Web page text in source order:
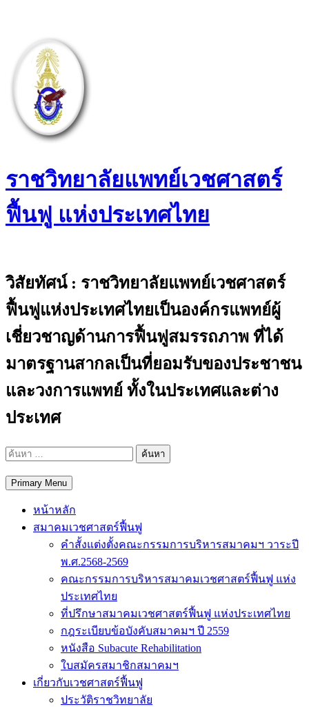
ราชวิทยาลัยแพทย์เวชศาสตร์
ฟื้นฟู แห่งประเทศไทย
วิสัยทัศน์ : ราชวิทยาลัยแพทย์เวชศาสตร์
ฟื้นฟูแห่งประเทศไทยเป็นองค์กรแพทย์ผู้
เชี่ยวชาญด้านการฟื้นฟูสมรรถภาพ ที่ได้
มาตรฐานสากลเป็นที่ยอมรับของประชาชน
และวงการแพทย์ ทั้งในประเทศและต่าง
ประเทศ
ค้นหา
Primary Menu
หน้าหลัก
สมาคมเวชศาสตร์ฟื้นฟู
คำสั้งแต่งตั้งคณะกรรมการบริหารสมาคมฯ วาระปี
พ.ศ.2568-2569
คณะกรรมการบริหารสมาคมเวชศาสตร์ฟื้นฟู แห่ง
ประเทศไทย
ที่ปรึกษาสมาคมเวชศาสตร์ฟื้นฟู แห่งประเทศไทย
กฎระเบียบข้อบังคับสมาคมฯ ปี 2559
หนังสือ Subacute Rehabilitation
ใบสมัครสมาชิกสมาคมฯ
เกี่ยวกับเวชศาสตร์ฟื้นฟู
ประวัติราชวิทยาลัย